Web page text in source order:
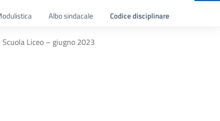
Albo sindacale Codice disciplinare
Liceo – giugno 2023